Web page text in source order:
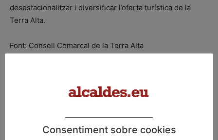
desestacionalitzar i diversificar l’oferta turística de la
Terra Alta.
Font: Consell Comarcal de la Terra Alta
Consentiment sobre cookies